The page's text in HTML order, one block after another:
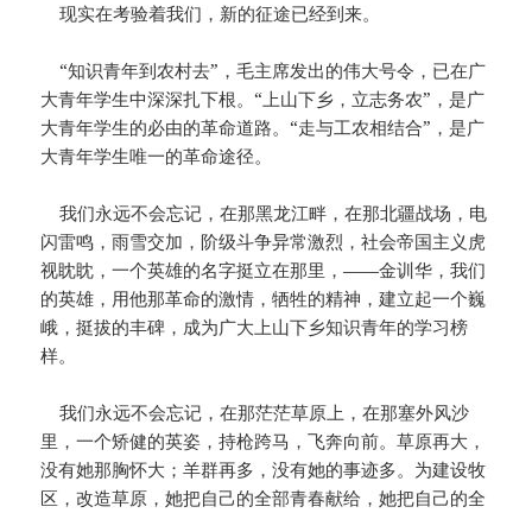
现实在考验着我们，新的征途已经到来。
“知识青年到农村去”，毛主席发出的伟大号令，已在广
大青年学生中深深扎下根。“上山下乡，立志务农”，是广
大青年学生的必由的革命道路。“走与工农相结合”，是广
大青年学生唯一的革命途径。
我们永远不会忘记，在那黑龙江畔，在那北疆战场，电
闪雷鸣，雨雪交加，阶级斗争异常激烈，社会帝国主义虎
视眈眈，一个英雄的名字挺立在那里，——金训华，我们
的英雄，用他那革命的激情，牺牲的精神，建立起一个巍
峨，挺拔的丰碑，成为广大上山下乡知识青年的学习榜
样。
我们永远不会忘记，在那茫茫草原上，在那塞外风沙
里，一个矫健的英姿，持枪跨马，飞奔向前。草原再大，
没有她那胸怀大；羊群再多，没有她的事迹多。为建设牧
区，改造草原，她把自己的全部青春献给，她把自己的全